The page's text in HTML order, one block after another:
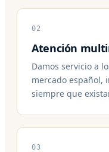
02
Atención
Damos servicio a
mercado español,
siempre que
03